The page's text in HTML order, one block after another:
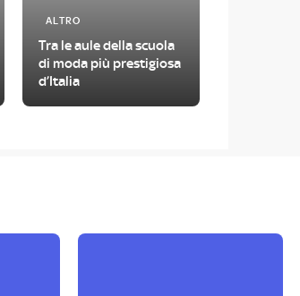
ALTRO
Tra le aule della scuola
di moda più prestigiosa
d’Italia